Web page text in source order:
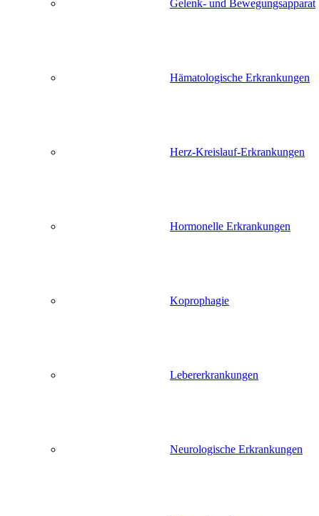
Gelenk- und Bewegungsapparat
Hämatologische Erkrankungen
Herz-Kreislauf-Erkrankungen
Hormonelle Erkrankungen
Koprophagie
Lebererkrankungen
Neurologische Erkrankungen